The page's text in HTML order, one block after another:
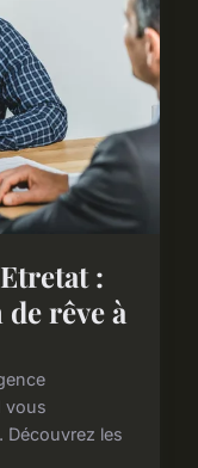
:
rêve à
vous
Découvrez les